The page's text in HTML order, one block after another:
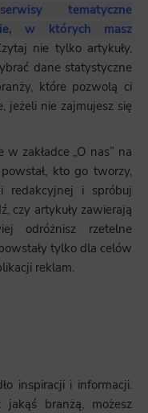
tematyczne
w których masz
nie tylko artykuły,
dane statystyczne
które pozwolą ci
jeżeli nie zajmujesz się
zakładce „O nas” na
kto go tworzy,
redakcyjnej i spróbuj
czy artykuły zawierają
odróżnisz rzetelne
tylko dla celów
reklam.
inspiracji i informacji.
branżą, możesz